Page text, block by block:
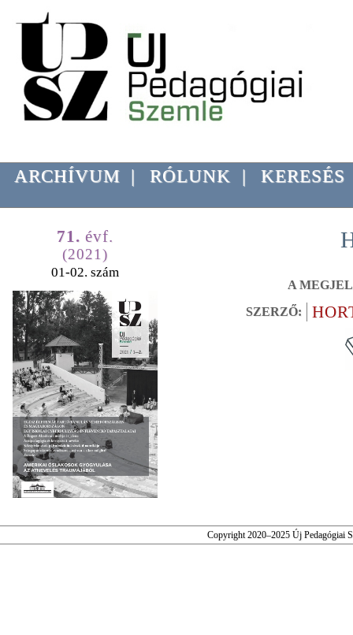
ARCHÍVUM | RÓLUNK | KERESÉS
71. évf.
(2021)
01-02. szám
A
SZERZŐ:
Copyright 2020–2025 Új Pedagógiai